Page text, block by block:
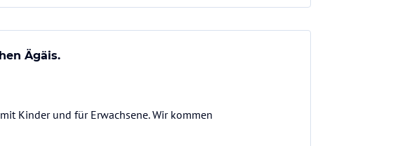
Ägäis.
Kinder und für Erwachsene. Wir kommen